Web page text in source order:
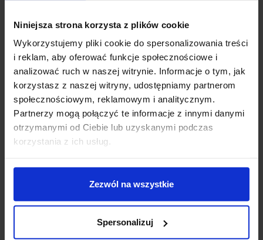
Niniejsza strona korzysta z plików cookie
Wykorzystujemy pliki cookie do spersonalizowania treści
i reklam, aby oferować funkcje społecznościowe i
analizować ruch w naszej witrynie. Informacje o tym, jak
korzystasz z naszej witryny, udostępniamy partnerom
społecznościowym, reklamowym i analitycznym.
Partnerzy mogą połączyć te informacje z innymi danymi
otrzymanymi od Ciebie lub uzyskanymi podczas
korzystania z ich usług.
Zezwól na wszystkie
Spersonalizuj
LE41851 złota, wisząca
vintage 1xE14
365,00 zł
Zobacz szczegóły
LUCES AHIGAL
LE41852 złota wisząca
vintage E14
365,00 zł
Zobacz szczegóły